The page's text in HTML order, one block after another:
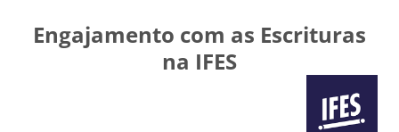
Engajamento com as Escrituras
na IFES